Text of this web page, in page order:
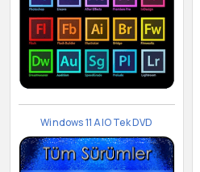
Windows 11 AIO Tek DVD